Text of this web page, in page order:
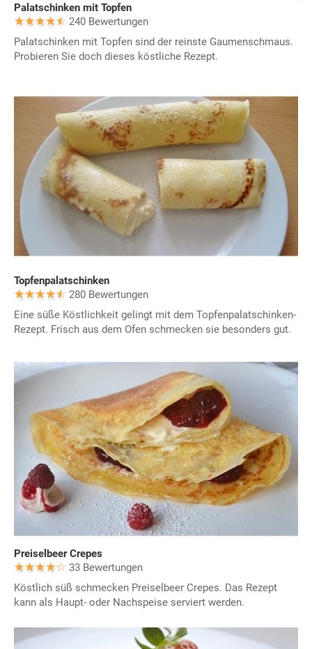
Palatschinken mit Topfen
240 Bewertungen
Palatschinken mit Topfen sind der reinste Gaumenschmaus.
Probieren Sie doch dieses köstliche Rezept.
Topfenpalatschinken
280 Bewertungen
Eine süße Köstlichkeit gelingt mit dem Topfenpalatschinken-
Rezept. Frisch aus dem Ofen schmecken sie besonders gut.
Preiselbeer Crepes
33 Bewertungen
Köstlich süß schmecken Preiselbeer Crepes. Das Rezept
kann als Haupt- oder Nachspeise serviert werden.